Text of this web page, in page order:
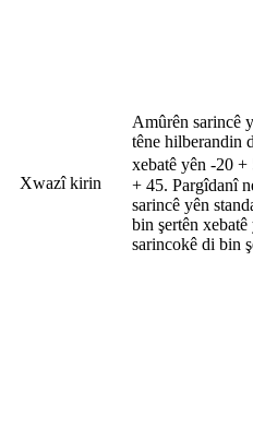
Xwazî kirin
Amûrên sarincê
têne hilberandin
xebatê yên -20
+ 45. Pargîdanî
sarincê yên
bin şertên
sarincokê di bin